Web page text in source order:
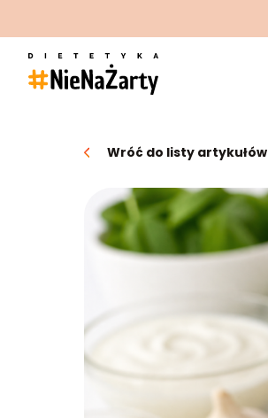
Wróć do listy artykułów